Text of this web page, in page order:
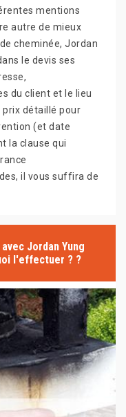
mentions
autre de mieux
cheminée, Jordan
le devis ses
du client et le lieu
détaillé pour
(et date
la clause qui
il vous suffira de
Jordan Yung
l'effectuer ? ?